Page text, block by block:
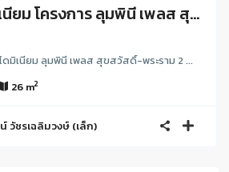
นียม โครงการ ลุมพินี เพลส สุ...
ดมิเนียม ลุมพินี เพลส สุขสวัสดิ์-พระราม 2 ...
26 m2
ชรเฉลิมวงษ์ (เล็ก)